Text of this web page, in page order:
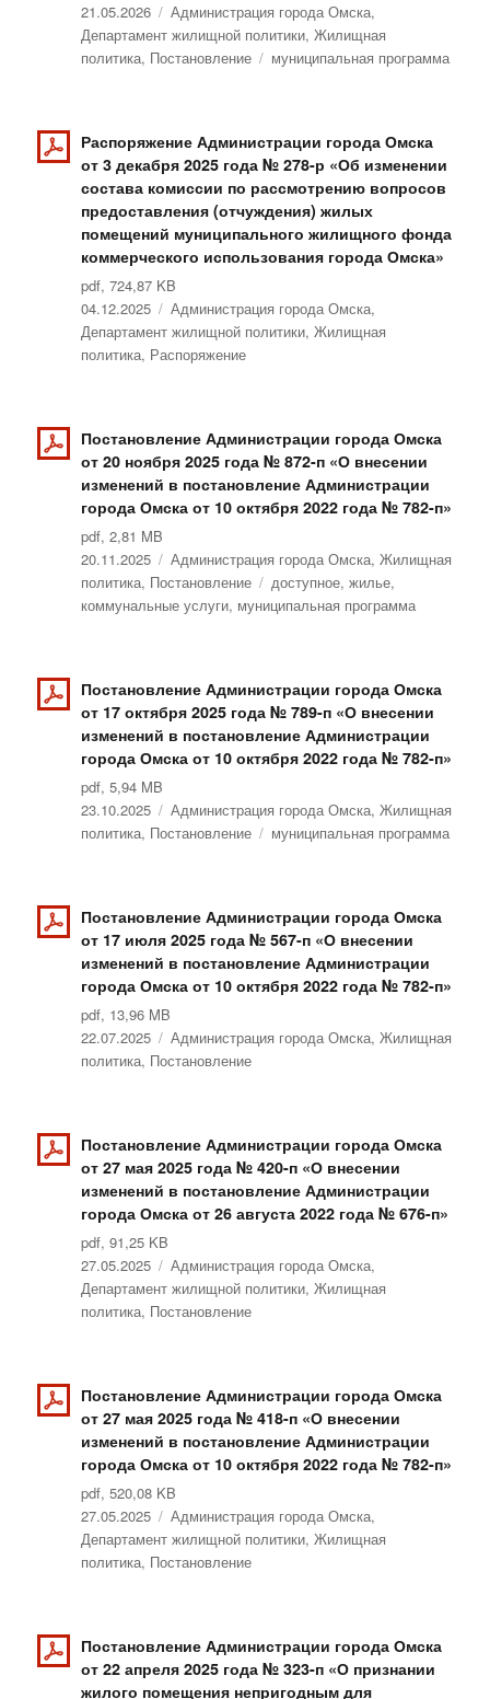
Опубликовано
21.05.2026 Рубрики
Администрация города Омска,
Департамент жилищной политики,Жилищная
политика, Постановление Метки
муниципальная программа
Распоряжение Администрации города Омска
от 3 декабря 2025 года № 278-р «Об изменении
состава комиссии по рассмотрению вопросов
предоставления (отчуждения) жилых
помещений муниципального жилищного фонда
коммерческого использования города Омска»
pdf, 724,87 KB
Опубликовано
04.12.2025 Рубрики
Администрация города Омска,
Департамент жилищной политики,Жилищная
политика, Распоряжение
Постановление Администрации города Омска
от 20 ноября 2025 года № 872-п «О внесении
изменений в постановление Администрации
города Омска от 10 октября 2022 года № 782-п»
pdf, 2,81 MB
Опубликовано
20.11.2025 Рубрики
Администрация города Омска,Жилищная
политика, Постановление Метки
доступное,жилье,
коммунальные услуги, муниципальная программа
Постановление Администрации города Омска
от 17 октября 2025 года № 789-п «О внесении
изменений в постановление Администрации
города Омска от 10 октября 2022 года № 782-п»
pdf, 5,94 MB
Опубликовано
23.10.2025 Рубрики
Администрация города Омска,Жилищная
политика, Постановление Метки
муниципальная программа
Постановление Администрации города Омска
от 17 июля 2025 года № 567-п «О внесении
изменений в постановление Администрации
города Омска от 10 октября 2022 года № 782-п»
pdf, 13,96 MB
Опубликовано
22.07.2025 Рубрики
Администрация города Омска,Жилищная
политика, Постановление
Постановление Администрации города Омска
от 27 мая 2025 года № 420-п «О внесении
изменений в постановление Администрации
города Омска от 26 августа 2022 года № 676-п»
pdf, 91,25 KB
Опубликовано
27.05.2025 Рубрики
Администрация города Омска,
Департамент жилищной политики,Жилищная
политика, Постановление
Постановление Администрации города Омска
от 27 мая 2025 года № 418-п «О внесении
изменений в постановление Администрации
города Омска от 10 октября 2022 года № 782-п»
pdf, 520,08 KB
Опубликовано
27.05.2025 Рубрики
Администрация города Омска,
Департамент жилищной политики,Жилищная
политика, Постановление
Постановление Администрации города Омска
от 22 апреля 2025 года № 323-п «О признании
жилого помещения непригодным для